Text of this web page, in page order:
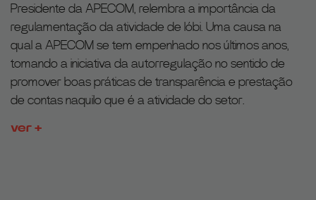
Presidente da APECOM, relembra a importância da
regulamentação da atividade de lóbi. Uma causa na
qual a APECOM se tem empenhado nos últimos anos,
tomando a iniciativa da autorregulação no sentido de
promover boas práticas de transparência e prestação
de contas naquilo que é a atividade do setor.
ver +